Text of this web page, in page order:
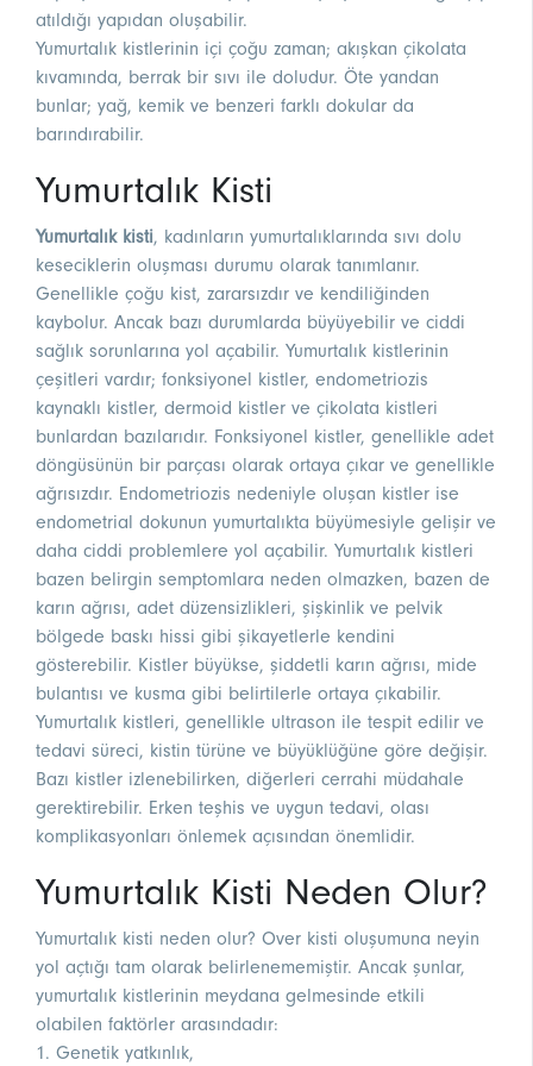
atıldığı yapıdan oluşabilir.
Yumurtalık kistlerinin içi çoğu zaman; akışkan çikolata
kıvamında, berrak bir sıvı ile doludur. Öte yandan
bunlar; yağ, kemik ve benzeri farklı dokular da
barındırabilir.
Yumurtalık Kisti
Yumurtalık kisti, kadınların yumurtalıklarında sıvı dolu
keseciklerin oluşması durumu olarak tanımlanır.
Genellikle çoğu kist, zararsızdır ve kendiliğinden
kaybolur. Ancak bazı durumlarda büyüyebilir ve ciddi
sağlık sorunlarına yol açabilir. Yumurtalık kistlerinin
çeşitleri vardır; fonksiyonel kistler, endometriozis
kaynaklı kistler, dermoid kistler ve çikolata kistleri
bunlardan bazılarıdır. Fonksiyonel kistler, genellikle adet
döngüsünün bir parçası olarak ortaya çıkar ve genellikle
ağrısızdır. Endometriozis nedeniyle oluşan kistler ise
endometrial dokunun yumurtalıkta büyümesiyle gelişir ve
daha ciddi problemlere yol açabilir. Yumurtalık kistleri
bazen belirgin semptomlara neden olmazken, bazen de
karın ağrısı, adet düzensizlikleri, şişkinlik ve pelvik
bölgede baskı hissi gibi şikayetlerle kendini
gösterebilir. Kistler büyükse, şiddetli karın ağrısı, mide
bulantısı ve kusma gibi belirtilerle ortaya çıkabilir.
Yumurtalık kistleri, genellikle ultrason ile tespit edilir ve
tedavi süreci, kistin türüne ve büyüklüğüne göre değişir.
Bazı kistler izlenebilirken, diğerleri cerrahi müdahale
gerektirebilir. Erken teşhis ve uygun tedavi, olası
komplikasyonları önlemek açısından önemlidir.
Yumurtalık Kisti Neden Olur?
Yumurtalık kisti neden olur? Over kisti oluşumuna neyin
yol açtığı tam olarak belirlenememiştir. Ancak şunlar,
yumurtalık kistlerinin meydana gelmesinde etkili
olabilen faktörler arasındadır:
1. Genetik yatkınlık,